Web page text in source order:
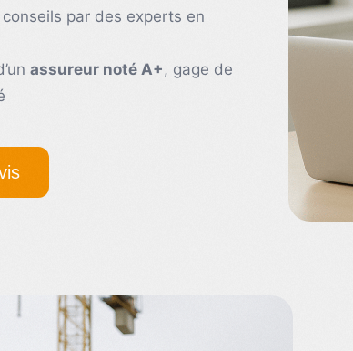
par des experts en
assureur noté A+ , gage de